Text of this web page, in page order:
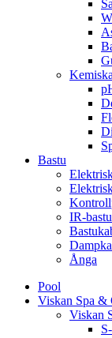
Bastu
IR-bastu
Ånga
Pool
Viskan Spa &
Viskan